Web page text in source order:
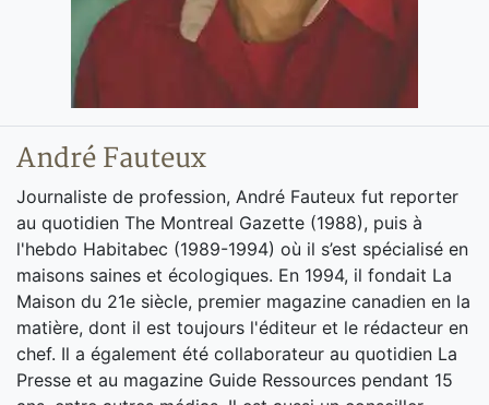
André Fauteux
Journaliste de profession, André Fauteux fut reporter
au quotidien The Montreal Gazette (1988), puis à
l'hebdo Habitabec (1989-1994) où il s’est spécialisé en
maisons saines et écologiques. En 1994, il fondait La
Maison du 21e siècle, premier magazine canadien en la
matière, dont il est toujours l'éditeur et le rédacteur en
chef. Il a également été collaborateur au quotidien La
Presse et au magazine Guide Ressources pendant 15